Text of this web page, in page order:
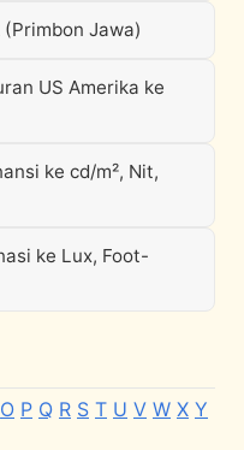
(Primbon Jawa)
US Amerika ke
ke cd/m², Nit,
ke Lux, Foot-
O P Q R S T U V W X Y